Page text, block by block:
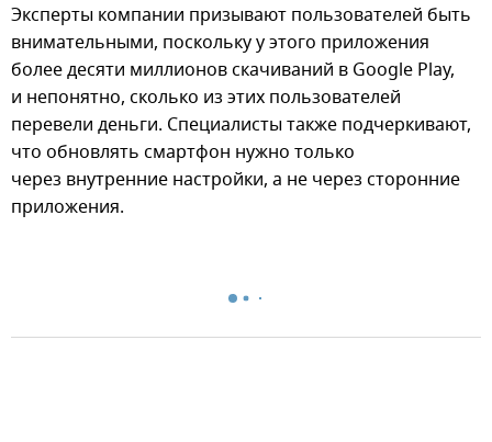
Эксперты компании призывают пользователей быть
внимательными, поскольку у этого приложения
более десяти миллионов скачиваний в Google Play,
и непонятно, сколько из этих пользователей
перевели деньги. Специалисты также подчеркивают,
что обновлять смартфон нужно только
через внутренние настройки, а не через сторонние
приложения.